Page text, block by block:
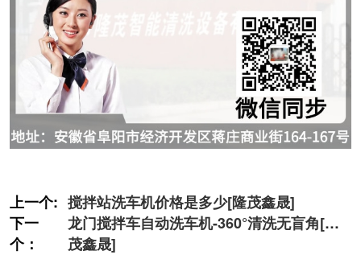
上一个: 搅拌站洗车机价格是多少[隆茂鑫晟]
下一
个：
龙门搅拌车自动洗车机-360°清洗无盲角[隆
茂鑫晟]